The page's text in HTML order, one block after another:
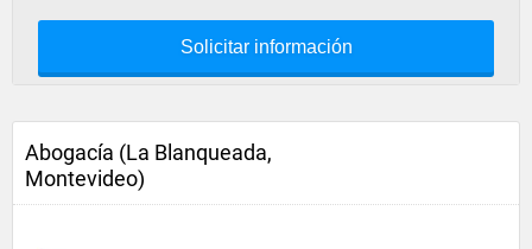
Solicitar información
Abogacía (La Blanqueada,
Montevideo)